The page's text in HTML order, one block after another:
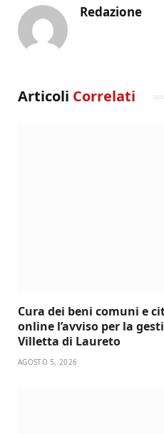
Redazione
Articoli Correlati
Cura dei beni comuni e
online l’avviso per la
Villetta di Laureto
AGOSTO 5, 2026